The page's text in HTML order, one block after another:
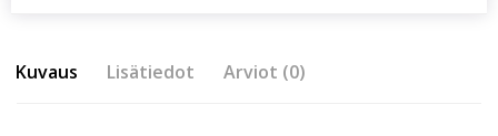
Kuvaus Lisätiedot Arviot (0)